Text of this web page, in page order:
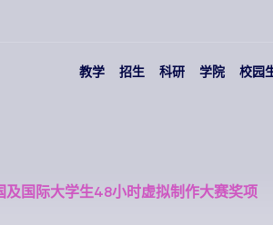
教学 招生 科研 学院 校园
及国际大学生48小时虚拟制作大赛奖项